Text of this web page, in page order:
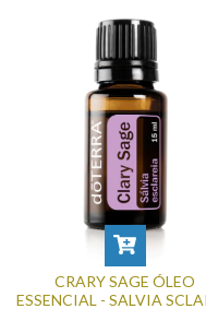
CRARY SAGE ÓLEO
ESSENCIAL - SALVIA